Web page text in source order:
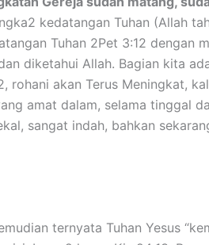
kedatangan Tuhan (Allah
Tuhan 2Pet 3:12 dengan
diketahui Allah. Bagian kita
akan Terus Meningkat,
amat dalam, selama tinggal
sangat indah, bahkan
ternyata Tuhan Yesus